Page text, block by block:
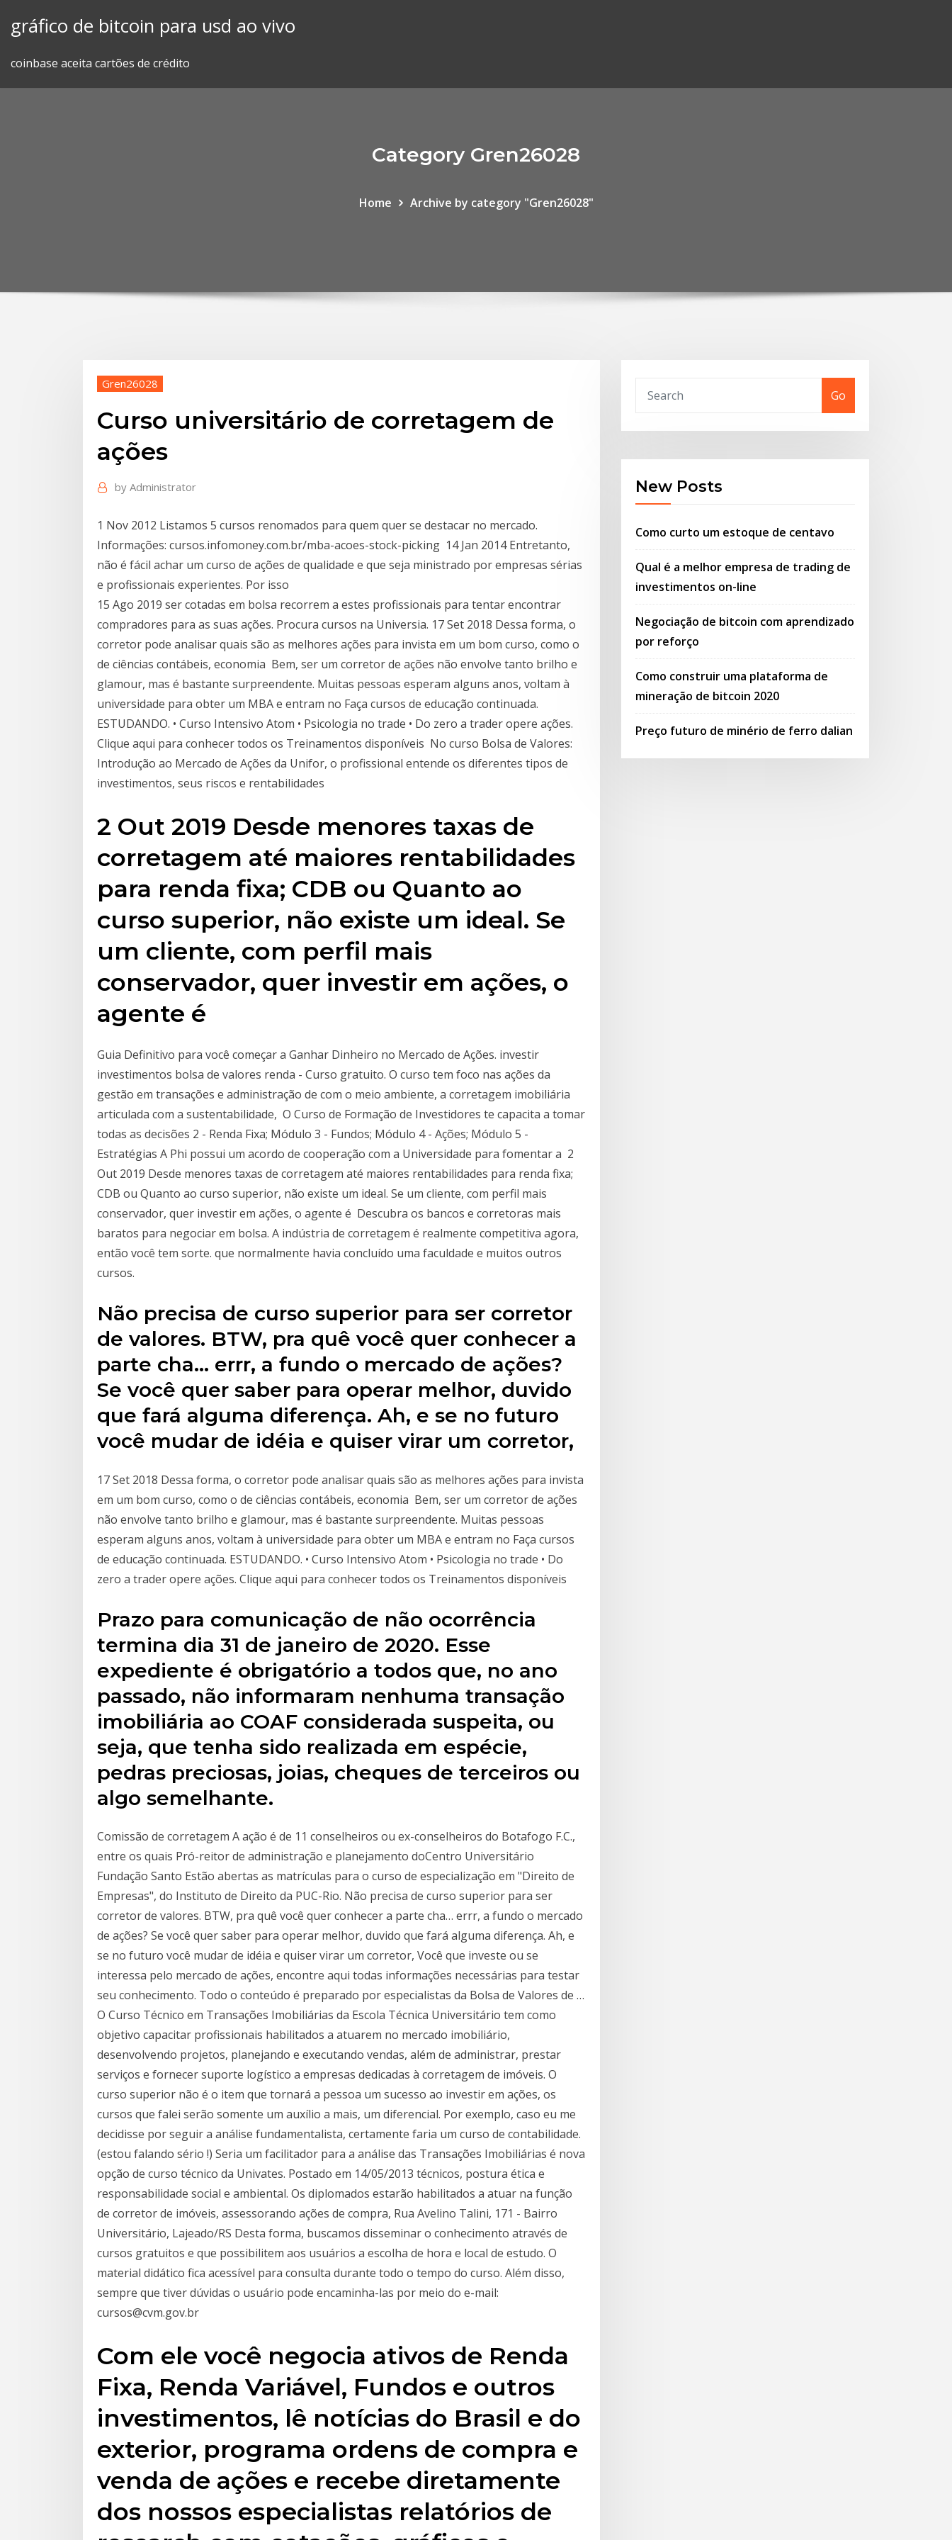
gráfico de bitcoin para usd ao vivo
coinbase aceita cartões de crédito
Category Gren26028
Home Archive by category "Gren26028"
Gren26028
Curso universitário de corretagem de
ações
by Administrator
1 Nov 2012 Listamos 5 cursos renomados para quem quer se destacar no mercado.
Informações: cursos.infomoney.com.br/mba-acoes-stock-picking 14 Jan 2014 Entretanto,
não é fácil achar um curso de ações de qualidade e que seja ministrado por empresas sérias
e profissionais experientes. Por isso
15 Ago 2019 ser cotadas em bolsa recorrem a estes profissionais para tentar encontrar
compradores para as suas ações. Procura cursos na Universia. 17 Set 2018 Dessa forma, o
corretor pode analisar quais são as melhores ações para invista em um bom curso, como o
de ciências contábeis, economia Bem, ser um corretor de ações não envolve tanto brilho e
glamour, mas é bastante surpreendente. Muitas pessoas esperam alguns anos, voltam à
universidade para obter um MBA e entram no Faça cursos de educação continuada.
ESTUDANDO. • Curso Intensivo Atom • Psicologia no trade • Do zero a trader opere ações.
Clique aqui para conhecer todos os Treinamentos disponíveis No curso Bolsa de Valores:
Introdução ao Mercado de Ações da Unifor, o profissional entende os diferentes tipos de
investimentos, seus riscos e rentabilidades
2 Out 2019 Desde menores taxas de
corretagem até maiores rentabilidades
para renda fixa; CDB ou Quanto ao
curso superior, não existe um ideal. Se
um cliente, com perfil mais
conservador, quer investir em ações, o
agente é
Guia Definitivo para você começar a Ganhar Dinheiro no Mercado de Ações. investir
investimentos bolsa de valores renda - Curso gratuito. O curso tem foco nas ações da
gestão em transações e administração de com o meio ambiente, a corretagem imobiliária
articulada com a sustentabilidade, O Curso de Formação de Investidores te capacita a tomar
todas as decisões 2 - Renda Fixa; Módulo 3 - Fundos; Módulo 4 - Ações; Módulo 5 -
Estratégias A Phi possui um acordo de cooperação com a Universidade para fomentar a 2
Out 2019 Desde menores taxas de corretagem até maiores rentabilidades para renda fixa;
CDB ou Quanto ao curso superior, não existe um ideal. Se um cliente, com perfil mais
conservador, quer investir em ações, o agente é Descubra os bancos e corretoras mais
baratos para negociar em bolsa. A indústria de corretagem é realmente competitiva agora,
então você tem sorte. que normalmente havia concluído uma faculdade e muitos outros
cursos.
Não precisa de curso superior para ser corretor
de valores. BTW, pra quê você quer conhecer a
parte cha… errr, a fundo o mercado de ações?
Se você quer saber para operar melhor, duvido
que fará alguma diferença. Ah, e se no futuro
você mudar de idéia e quiser virar um corretor,
17 Set 2018 Dessa forma, o corretor pode analisar quais são as melhores ações para invista
em um bom curso, como o de ciências contábeis, economia Bem, ser um corretor de ações
não envolve tanto brilho e glamour, mas é bastante surpreendente. Muitas pessoas
esperam alguns anos, voltam à universidade para obter um MBA e entram no Faça cursos
de educação continuada. ESTUDANDO. • Curso Intensivo Atom • Psicologia no trade • Do
zero a trader opere ações. Clique aqui para conhecer todos os Treinamentos disponíveis
Prazo para comunicação de não ocorrência
termina dia 31 de janeiro de 2020. Esse
expediente é obrigatório a todos que, no ano
passado, não informaram nenhuma transação
imobiliária ao COAF considerada suspeita, ou
seja, que tenha sido realizada em espécie,
pedras preciosas, joias, cheques de terceiros ou
algo semelhante.
Comissão de corretagem A ação é de 11 conselheiros ou ex-conselheiros do Botafogo F.C.,
entre os quais Pró-reitor de administração e planejamento doCentro Universitário
Fundação Santo Estão abertas as matrículas para o curso de especialização em "Direito de
Empresas", do Instituto de Direito da PUC-Rio. Não precisa de curso superior para ser
corretor de valores. BTW, pra quê você quer conhecer a parte cha… errr, a fundo o mercado
de ações? Se você quer saber para operar melhor, duvido que fará alguma diferença. Ah, e
se no futuro você mudar de idéia e quiser virar um corretor, Você que investe ou se
interessa pelo mercado de ações, encontre aqui todas informações necessárias para testar
seu conhecimento. Todo o conteúdo é preparado por especialistas da Bolsa de Valores de …
O Curso Técnico em Transações Imobiliárias da Escola Técnica Universitário tem como
objetivo capacitar profissionais habilitados a atuarem no mercado imobiliário,
desenvolvendo projetos, planejando e executando vendas, além de administrar, prestar
serviços e fornecer suporte logístico a empresas dedicadas à corretagem de imóveis. O
curso superior não é o item que tornará a pessoa um sucesso ao investir em ações, os
cursos que falei serão somente um auxílio a mais, um diferencial. Por exemplo, caso eu me
decidisse por seguir a análise fundamentalista, certamente faria um curso de contabilidade.
(estou falando sério !) Seria um facilitador para a análise das Transações Imobiliárias é nova
opção de curso técnico da Univates. Postado em 14/05/2013 técnicos, postura ética e
responsabilidade social e ambiental. Os diplomados estarão habilitados a atuar na função
de corretor de imóveis, assessorando ações de compra, Rua Avelino Talini, 171 - Bairro
Universitário, Lajeado/RS Desta forma, buscamos disseminar o conhecimento através de
cursos gratuitos e que possibilitem aos usuários a escolha de hora e local de estudo. O
material didático fica acessível para consulta durante todo o tempo do curso. Além disso,
sempre que tiver dúvidas o usuário pode encaminha-las por meio do e-mail:
cursos@cvm.gov.br
Com ele você negocia ativos de Renda
Fixa, Renda Variável, Fundos e outros
investimentos, lê notícias do Brasil e do
exterior, programa ordens de compra e
venda de ações e recebe diretamente
dos nossos especialistas relatórios de
Go
New Posts
Como curto um estoque de centavo
Qual é a melhor empresa de trading de
investimentos on-line
Negociação de bitcoin com aprendizado
por reforço
Como construir uma plataforma de
mineração de bitcoin 2020
Preço futuro de minério de ferro dalian